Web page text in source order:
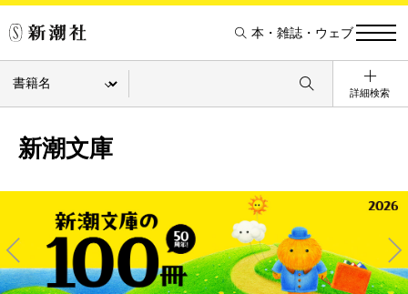
本・雑誌・ウェブ
詳細検索
新潮文庫
Pre
Ne